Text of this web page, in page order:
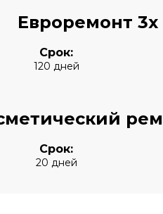
Евроремонт
Срок:
120 дней
Срок:
20 дней